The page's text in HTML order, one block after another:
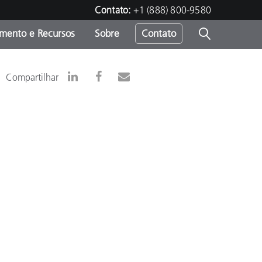
Contato: +1 (888) 800-9580
e Recursos Sobre Contato
Compartilhar